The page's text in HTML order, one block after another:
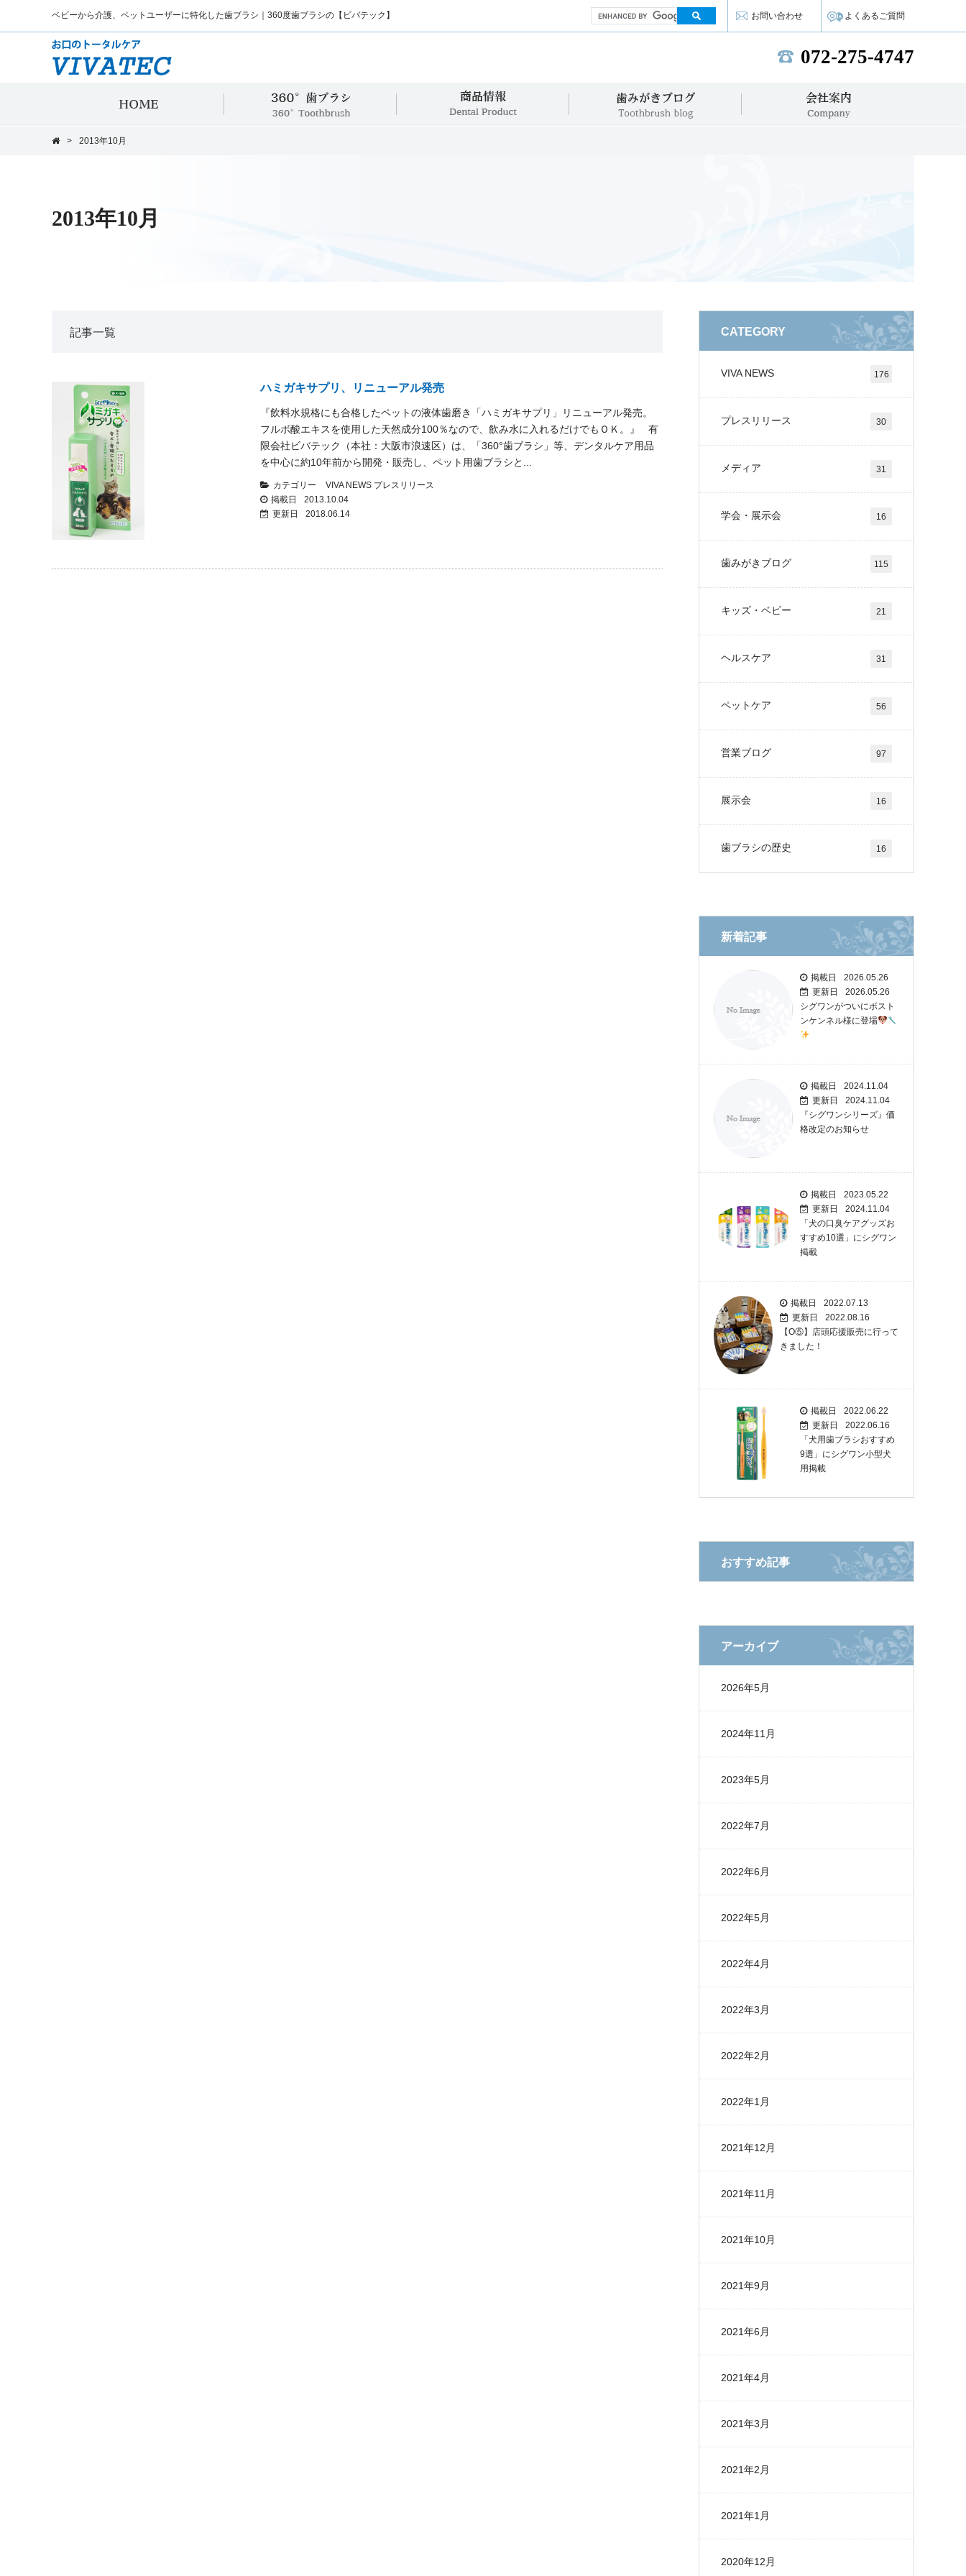
ベビーから介護、ペットユーザーに特化した歯ブラシ｜360度歯ブラシの【ビバテック】 お問い合わせ よくあるご質問
TEL:
072-275-4747
360°歯ブラシ
360°Toothbrush
商品情報
Dental Product
歯みがきブログ
> 2013年10月
2013年10月
記事一覧
ハミガキサプリ、リニューアル発売
『飲料水規格にも合格したペットの液体歯磨き「ハミガキサプリ」リニューアル発売。
フルボ酸エキスを使用した天然成分100％なので、飲み水に入れるだけでもＯＫ。』 有
限会社ビバテック（本社：大阪市浪速区）は、「360°歯ブラシ」等、デンタルケア用品
を中心に約10年前から開発・販売し、ペット用歯ブラシと...
カテゴリー VIVA NEWS プレスリリース
掲載日
2013.10.04
更新日
2018.06.14
CATEGORY
VIVA NEWS 176
プレスリリース 30
メディア 31
学会・展示会 16
歯みがきブログ 115
キッズ・ベビー 21
ヘルスケア 31
ペットケア 56
営業ブログ 97
展示会 16
歯ブラシの歴史 16
新着記事
掲載日
2026.05.26
更新日
2026.05.26
シグワンがついにボスト
ンケンネル様に登場
掲載日
2024.11.04
更新日
2024.11.04
『シグワンシリーズ』価
格改定のお知らせ
掲載日
2023.05.22
更新日
2024.11.04
「犬の口臭ケアグッズお
すすめ10選」にシグワン
掲載
掲載日
2022.07.13
更新日
2022.08.16
【O⑤】店頭応援販売に行って
きました！
掲載日
2022.06.22
更新日
2022.06.16
「犬用歯ブラシおすすめ
9選」にシグワン小型犬
用掲載
おすすめ記事
アーカイブ
2026年5月
2024年11月
2023年5月
2022年7月
2022年6月
2022年5月
2022年4月
2022年3月
2022年2月
2022年1月
2021年12月
2021年11月
2021年10月
2021年9月
2021年6月
2021年4月
2021年3月
2021年2月
2021年1月
2020年12月